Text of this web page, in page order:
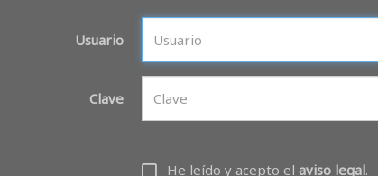
Usuario
Clave
He leído y acepto el aviso legal.